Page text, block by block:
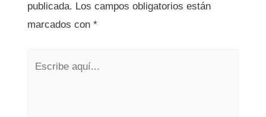
publicada. Los campos obligatorios están
marcados con *